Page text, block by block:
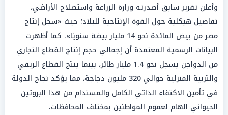
وأعلن تقرير سابق أصدرته وزارة الزراعة واستصلاح الأراضي،
تفاصيل هيكلية حول القوة الإنتاجية للبلاد؛ حيث «سجل إنتاج
مصر من بيض المائدة نحو 14 مليار بيضة سنويًا». كما أظهرت
البيانات الرسمية المعتمدة أن إجمالي حجم إنتاج القطاع التجاري
من الدواجن يسجل نحو 1.4 مليار طائر، بينما ينتج القطاع الريفي
والتربية المنزلية حوالي 320 مليون دجاجة، مما يؤكد نجاح الدولة
في تأمين الاكتفاء الذاتي الكامل والمستدام من هذا البروتين
الحيواني الهام لعموم المواطنين بمختلف المحافظات.